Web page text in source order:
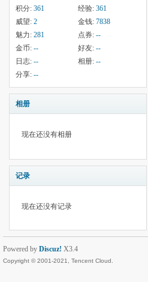
积分: 361 经验: 361
威望: 2 金钱: 7838
魅力: 281 点券: --
金币: -- 好友: --
日志: -- 相册: --
分享: --
相册
现在还没有相册
记录
现在还没有记录
Powered by Discuz! X3.4
Copyright © 2001-2021, Tencent Cloud.